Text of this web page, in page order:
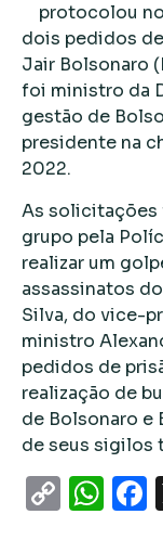
protocolou
dois pedidos
Jair Bolsonaro
foi ministro da
gestão de
presidente na
2022.
As solicitações
grupo pela
realizar um
assassinatos
Silva, do vice-
ministro
pedidos de
realização de
de Bolsonaro e
de seus sigilos
Copy